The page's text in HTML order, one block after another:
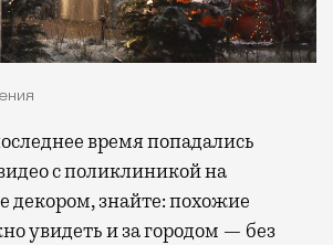
с поликлиникой на
декором, знайте: похожие
увидеть и за городом — без